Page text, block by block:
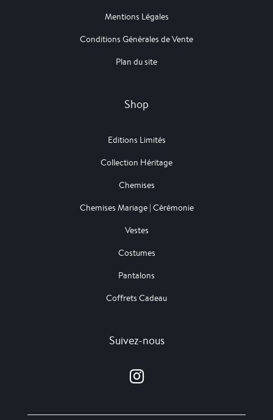
Mentions Légales
Conditions Générales de Vente
Plan du site
Shop
Editions Limités
Collection Héritage
Chemises
Chemises Mariage | Cérémonie
Vestes
Costumes
Pantalons
Coffrets Cadeau
Suivez-nous